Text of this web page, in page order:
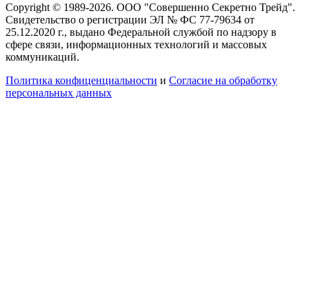
Copyright © 1989-2026. ООО "Совершенно Секретно Трейд".
Свидетельство о регистрации ЭЛ № ФС 77-79634 от
25.12.2020 г., выдано Федеральной службой по надзору в
сфере связи, информационных технологий и массовых
коммуникаций.
Политика конфиценциальности и Согласие на обработку
персональных данных